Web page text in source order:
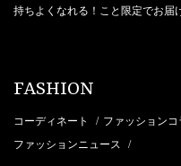
持ちよくなれる！こと限定でお届
FASHION
コーディネート / ファッションコ
ファッションニュース /